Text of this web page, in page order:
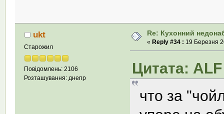
ukt
Старожил
Повідомлень: 2106
Розташування: днепр
Re: Кухонний
« Reply #34 : 19 Березня
Цитата:
что за